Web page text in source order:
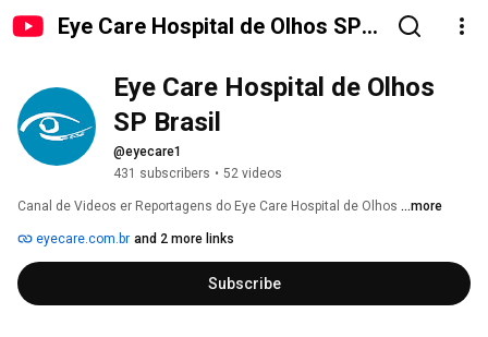
Eye Care Hospital de Olhos SP
Eye Care Hospital de Olhos
SP Brasil
@eyecare1
431 subscribers • 52 videos
Canal de Videos er Reportagens do Eye Care Hospital de Olhos ...more
eyecare.com.br and 2 more links
Subscribe